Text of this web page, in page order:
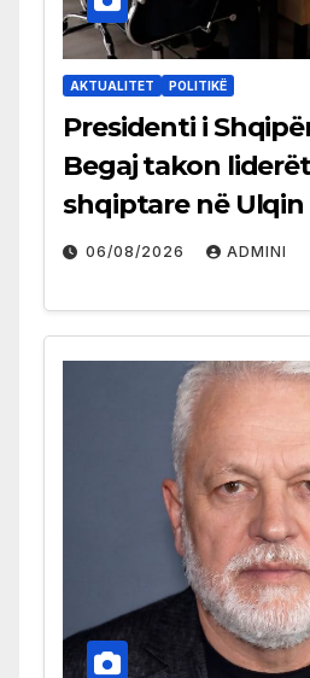
AKTUALITET POLITIKË
Presidenti i
Begaj takon
shqiptare në Ulqin
06/08/2026 ADMINI